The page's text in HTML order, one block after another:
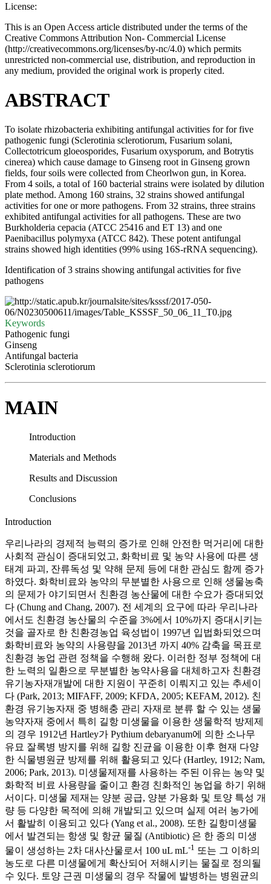
License:
This is an Open Access article distributed under the terms of the
Creative Commons Attribution Non- Commercial License
(http://creativecommons.org/licenses/by-nc/4.0) which permits
unrestricted non-commercial use, distribution, and reproduction in
any medium, provided the original work is properly cited.
ABSTRACT
To isolate rhizobacteria exhibiting antifungal activities for for five
pathogenic fungi (Sclerotinia sclerotiorum, Fusarium solani,
Collectotricum gloeosporides, Fusarium oxysporum, and Botrytis
cinerea) which cause damage to Ginseng root in Ginseng grown
fields, four soils were collected from Cheorlwon gun, in Korea.
From 4 soils, a total of 160 bacterial strains were isolated by dilution
plate method. Among 160 strains, 32 strains showed antifungal
activities for one or more pathogens. From 32 strains, three strains
exhibited antifungal activities for all pathogens. These are two
Burkholderia cepacia (ATCC 25416 and ET 13) and one
Paenibacillus polymyxa (ATCC 842). These potent antifungal
strains showed high identities (99% using 16S-rRNA sequencing).
Identification of 3 strains showing antifungal activities for five
pathogens
Keywords
Pathogenic fungi
Ginseng
Antifungal bacteria
Sclerotinia sclerotiorum
MAIN
Introduction
Materials and Methods
Results and Discussion
Conclusions
Introduction
우리나라의 경제적 능력의 증가로 인해 안전한 먹거리에 대한
사회적 관심이 증대되었고, 화학비료 및 농약 사용에 따른 생
태계 파괴, 잔류독성 및 약해 문제 등에 대한 관심도 함께 증가
하였다. 화학비료와 농약의 무분별한 사용으로 인해 생물농축
의 문제가 야기되면서 친환경 농산물에 대한 수요가 증대되었
다 (Chung and Chang, 2007). 전 세계의 요구에 따라 우리나라
에서도 친환경 농산물의 수준을 3%에서 10%까지 증대시키는
것을 골자로 한 친환경농업 육성법이 1997년 입법화되었으며
화학비료와 농약의 사용량을 2013년 까지 40% 감축을 목표로
친환경 농업 관련 정책을 수행해 왔다. 이러한 정부 정책에 대
한 노력의 일환으로 무분별한 농약사용을 대체하고자 친환경
유기농자재개발에 대한 지원이 꾸준히 이뤄지고 있는 추세이
다 (Park, 2013; MIFAFF, 2009; KFDA, 2005; KEFAM, 2012). 친
환경 유기농자재 중 병해충 관리 자재로 분류 할 수 있는 생물
농약자재 중에서 특히 길항 미생물을 이용한 생물학적 방제제
의 경우 1912년 Hartley가 Pythium debaryanum에 의한 소나무
유묘 잘록병 방지를 위해 길항 진균을 이용한 이후 현재 다양
한 식물병원균 방제를 위해 활용되고 있다 (Hartley, 1912; Nam,
2006; Park, 2013). 미생물제재를 사용하는 주된 이유는 농약 및
화학적 비료 사용량을 줄이고 환경 친화적인 농업을 하기 위해
서이다. 미생물 제재는 양분 공급, 양분 가용화 및 토양 특성 개
량 등 다양한 목적에 의해 개발되고 있으며 실제 여러 농가에
서 활발히 이용되고 있다 (Yang et al., 2008). 또한 길항미생물
에서 발견되는 항생 및 항균 물질 (Antibiotic) 은 한 종의 미생
물이 생성하는 2차 대사산물로서 100 uL mL-1 또는 그 이하의
농도로 다른 미생물에게 확산되어 저해시키는 물질로 정의될
수 있다. 토양 근권 미생물의 경우 작물에 발병하는 병원균의